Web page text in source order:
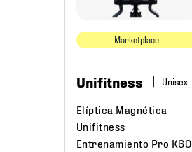
Marketplace
Unifitness
Elíptica Magnética
Unifitness
Entrenamiento Pro K60